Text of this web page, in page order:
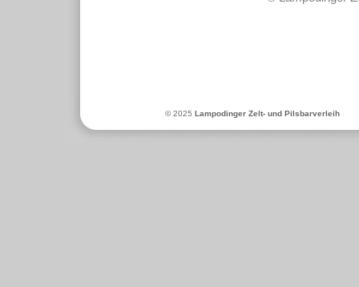
© 2025 Lampodinger Zelt- und Pilsbarverleih